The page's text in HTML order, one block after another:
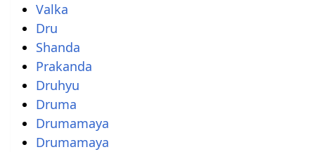
Valka
Dru
Shanda
Prakanda
Druhyu
Druma
Drumamaya
Drumamaya